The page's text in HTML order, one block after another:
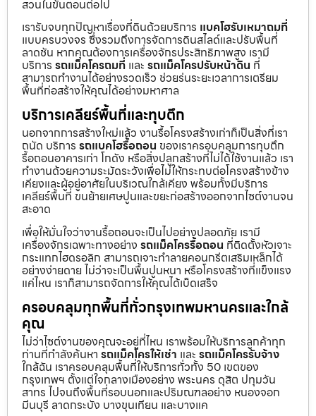
สวนในขั้นตอนต่อไป
เรารับจบทุกปัญหาเรื่องที่ดินด้วยบริการ แบคโฮรับเหมาถมที่
แบบครบวงจร ซึ่งรวมถึงการจัดการดินสไลด์และปรับพื้นที่
ลาดชัน หากคุณต้องการเครื่องจักรประสิทธิภาพสูง เรามี
บริการ รถแม็คโครถมที่ และ รถแม็คโครปรับหน้าดิน ที่
สามารถทำงานได้อย่างรวดเร็ว ช่วยร่นระยะเวลาการเตรียม
พื้นที่ก่อสร้างให้คุณได้อย่างมหาศาล
บริการเคลียร์พื้นที่และทุบตึก
นอกจากการสร้างใหม่แล้ว งานรื้อโครงสร้างเก่าก็เป็นสิ่งที่เรา
ถนัด บริการ รถแบคโฮรื้อถอน ของเราครอบคลุมการทุบตึก
รื้อถอนอาคารเก่า โกดัง หรือสิ่งปลูกสร้างที่ไม่ได้ใช้งานแล้ว เรา
ทำงานด้วยความระมัดระวังเพื่อไม่ให้กระทบต่อโครงสร้างข้าง
เคียงและผู้อยู่อาศัยในบริเวณใกล้เคียง พร้อมทั้งมีบริการ
เคลียร์พื้นที่ ขนย้ายเศษปูนและขยะก่อสร้างออกจากไซต์งานจน
สะอาด
เพื่อให้มั่นใจว่างานรื้อถอนจะเป็นไปอย่างปลอดภัย เรามี
เครื่องจักรเฉพาะทางอย่าง รถแม็คโครรื้อถอน ที่ติดตั้งหัวเจาะ
กระแทกไฮดรอลิก สามารถเจาะทำลายคอนกรีตเสริมเหล็กได้
อย่างง่ายดาย ไม่ว่าจะเป็นพื้นปูนหนา หรือโครงสร้างที่แข็งแรง
แค่ไหน เราก็สามารถจัดการให้คุณได้เบ็ดเสร็จ
ครอบคลุมทุกพื้นที่ทั่วกรุงเทพมหานครและใกล้
คุณ
ไม่ว่าไซต์งานของคุณจะอยู่ที่ไหน เราพร้อมให้บริการลูกค้าทุก
ท่านที่กำลังค้นหา รถแม็คโครให้เช่า และ รถแม็คโครรับจ้าง
ใกล้ฉัน เราครอบคลุมพื้นที่ให้บริการทั่วทั้ง 50 เขตของ
กรุงเทพฯ ตั้งแต่ใจกลางเมืองอย่าง พระนคร ดุสิต ปทุมวัน
สาทร ไปจนถึงพื้นที่รอบนอกและปริมณฑลอย่าง หนองจอก
มีนบุรี ลาดกระบัง บางขุนเทียน และบางแค